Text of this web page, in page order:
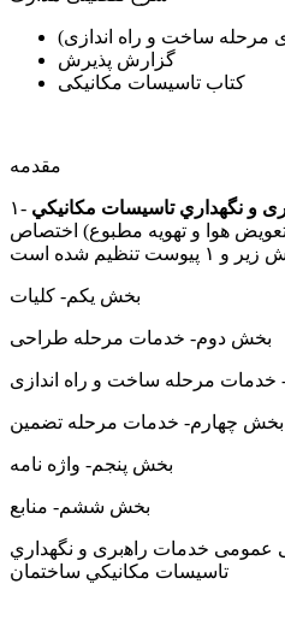
مرحله ساخت و راه اندازی)
گزارش پذیرش
کتاب تاسیسات مکانیکی
مقدمه
و ﻧﮕﻬﺪﺍﺭﻱ ﺗﺎﺳﻴﺴﺎﺕ ﻣﻜﺎﻧﻴﻜﻲ
هوا و تهویه مطبوع) اﺧﺘﺼﺎص
ﺑﺨﺶ ﯾﮑﻢ- ﮐﻠﯿﺎت
ﺑﺨﺶ دوم- ﺧﺪﻣﺎت ﻣﺮﺣﻠﻪ ﻃﺮاﺣﯽ
ﻣﺮﺣﻠﻪ ﺳﺎﺧﺖ و راه اﻧﺪازی
ﺑﺨﺶ ﭼﻬﺎرم- ﺧﺪﻣﺎت ﻣﺮﺣﻠﻪ ﺗﻀﻤﯿﻦ
ﺑﺨﺶ ﭘﻨﺠﻢ- واژه ﻧﺎﻣﻪ
ﺑﺨﺶ ﺷﺸﻢ- ﻣﻨﺎﺑﻊ
ﻋﻤﻮﻣﯽ ﺧﺪﻣﺎت راﻫبری و ﻧﮕﻬﺪﺍﺭﻱ
ﺗﺎﺳﻴﺴﺎﺕ ﻣﻜﺎﻧﻴﻜﻲ ﺳﺎﺧﺘﻤﺎﻥ